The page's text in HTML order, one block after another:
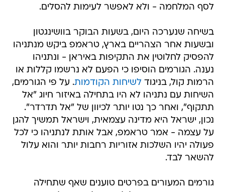
לסף המלחמה - ולא לאפשר לעימות להסלים.
בשיחה שנערכה היום, בשעות הבוקר בוושינגטון
ובשעות אחר הצהריים בארץ, טראמפ ביקש מנתניהו
להפסיק לחלוטין את התקיפות באיראן - ונתניהו
נענה. הגורמים הוסיפו כי הפעם לא נרשמו קללות או
הרמות קול, בניגודלשיחות הקודמות. על פי הגורמים,
השיחות עם נתניהו לא היו בתחילה באיזור חיוג "אל
תתקוף", ואחר כך נטו יותר לכיוון של "אל תדרדר".
נכון, ישראל היא מדינה עצמאית, וישראל תמשיך להגן
על עצמה - אמר טראמפ, אבל אותת לנתניהו כי לכל
פעולה יהיו השלכות אזוריות רחבות יותר והוא עלול
להשאר לבד.
גורמים המעורים בפרטים טוענים שאף שתחילה